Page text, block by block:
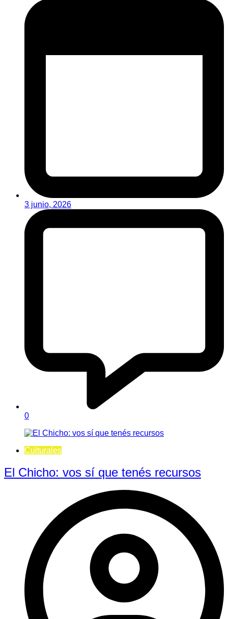
3 junio, 2026
0
Culturales
El Chicho: vos sí que tenés recursos